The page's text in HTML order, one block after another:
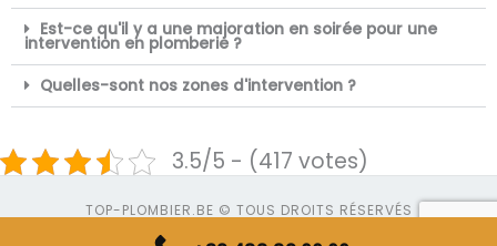
Est-ce qu'il y a une majoration en soirée pour une
intervention en plomberie ?
Quelles-sont nos zones d'intervention ?
3.5/5 - (417 votes)
TOP-PLOMBIER.BE © TOUS DROITS RÉSERVÉS